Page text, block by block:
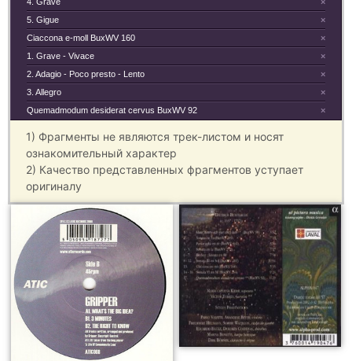
×
5. Gigue
×
Ciaccona e-moll BuxWV 160
×
1. Grave - Vivace
×
2. Adagio - Poco presto - Lento
×
3. Allegro
×
Quemadmodum desiderat cervus BuxWV 92
1) Фрагменты не являются трек-листом и носят
ознакомительный характер
2) Качество представленных фрагментов уступает
оригиналу